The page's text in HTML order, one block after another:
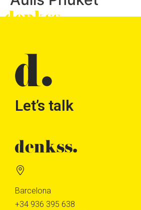
Let’s talk
Barcelona
+34 936 395 638